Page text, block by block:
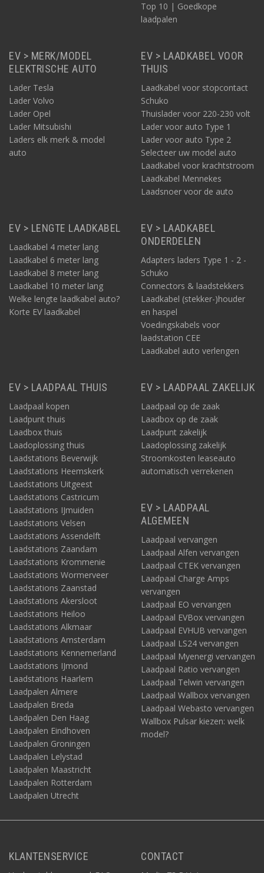
Top 10 | Goedkope
laadpalen
EV > MERK/MODEL
ELEKTRISCHE AUTO
Lader Tesla
Lader Volvo
Lader Opel
Lader Mitsubishi
Laders elk merk & model
auto
EV > LAADKABEL VOOR
THUIS
Laadkabel voor stopcontact
Schuko
Thuislader voor 220-230 volt
Lader voor auto Type 1
Lader voor auto Type 2
Selecteer uw model auto
Laadkabel voor krachtstroom
Laadkabel Mennekes
Laadsnoer voor de auto
EV > LENGTE LAADKABEL
Laadkabel 4 meter lang
Laadkabel 6 meter lang
Laadkabel 8 meter lang
Laadkabel 10 meter lang
Welke lengte laadkabel auto?
Korte EV laadkabel
EV > LAADKABEL
ONDERDELEN
Adapters laders Type 1 - 2 -
Schuko
Connectors & laadstekkers
Laadkabel (stekker-)houder
en haspel
Voedingskabels voor
laadstation CEE
Laadkabel auto verlengen
EV > LAADPAAL THUIS
Laadpaal kopen
Laadpunt thuis
Laadbox thuis
Laadoplossing thuis
Laadstations Beverwijk
Laadstations Heemskerk
Laadstations Uitgeest
Laadstations Castricum
Laadstations IJmuiden
Laadstations Velsen
Laadstations Assendelft
Laadstations Zaandam
Laadstations Krommenie
Laadstations Wormerveer
Laadstations Zaanstad
Laadstations Akersloot
Laadstations Heiloo
Laadstations Alkmaar
Laadstations Amsterdam
Laadstations Kennemerland
Laadstations IJmond
Laadstations Haarlem
Laadpalen Almere
Laadpalen Breda
Laadpalen Den Haag
Laadpalen Eindhoven
Laadpalen Groningen
Laadpalen Lelystad
Laadpalen Maastricht
Laadpalen Rotterdam
Laadpalen Utrecht
EV > LAADPAAL ZAKELIJK
Laadpaal op de zaak
Laadbox op de zaak
Laadpunt zakelijk
Laadoplossing zakelijk
Stroomkosten leaseauto
automatisch verrekenen
EV > LAADPAAL
ALGEMEEN
Laadpaal vervangen
Laadpaal Alfen vervangen
Laadpaal CTEK vervangen
Laadpaal Charge Amps
vervangen
Laadpaal EO vervangen
Laadpaal EVBox vervangen
Laadpaal EVHUB vervangen
Laadpaal LS24 vervangen
Laadpaal Myenergi vervangen
Laadpaal Ratio vervangen
Laadpaal Telwin vervangen
Laadpaal Wallbox vervangen
Laadpaal Webasto vervangen
Wallbox Pulsar kiezen: welk
model?
KLANTENSERVICE CONTACT